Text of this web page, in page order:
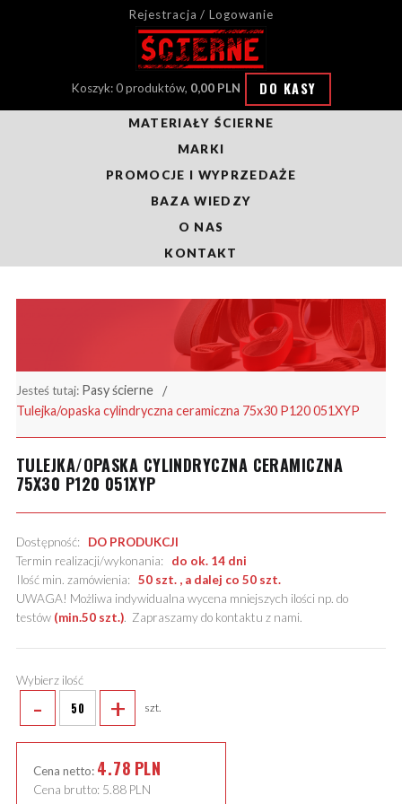
Rejestracja / Logowanie
Koszyk: 0 produktów, 0,00 PLN DO KASY
MATERIAŁY ŚCIERNE
MARKI
PROMOCJE I WYPRZEDAŻE
BAZA WIEDZY
O NAS
KONTAKT
Jesteś tutaj: Pasy ścierne
Tulejka/opaska cylindryczna ceramiczna 75x30 P120 051XYP
TULEJKA/OPASKA CYLINDRYCZNA CERAMICZNA
75X30 P120 051XYP
Dostępność: DO PRODUKCJI
Termin realizacji/wykonania: do ok. 14 dni
Ilość min. zamówienia: 50 szt. , a dalej co 50 szt.
UWAGA! Możliwa indywidualna wycena mniejszych ilości np. do
testów (min.50 szt.). Zapraszamy do kontaktu z nami.
Wybierz ilość
- + szt.
Cena netto: 4.78 PLN
Cena brutto: 5.88 PLN